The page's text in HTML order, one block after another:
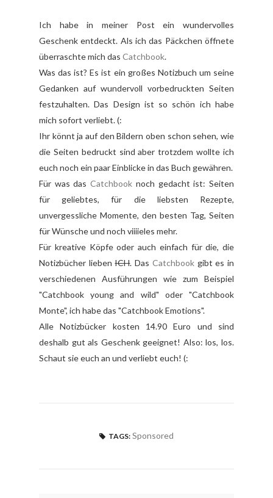
Ich habe in meiner Post ein wundervolles
Geschenk entdeckt. Als ich das Päckchen öffnete
überraschte mich das Catchbook.
Was das ist? Es ist ein großes Notizbuch um seine
Gedanken auf wundervoll vorbedruckten Seiten
festzuhalten. Das Design ist so schön ich habe
mich sofort verliebt. (:
Ihr könnt ja auf den Bildern oben schon sehen, wie
die Seiten bedruckt sind aber trotzdem wollte ich
euch noch ein paar Einblicke in das Buch gewähren.
Für was dasCatchbook noch gedacht ist: Seiten
für geliebtes, für die liebsten Rezepte,
unvergessliche Momente, den besten Tag, Seiten
für Wünsche und noch viiiieles mehr.
Für kreative Köpfe oder auch einfach für die, die
Notizbücher liebenICH. Das Catchbookgibt es in
verschiedenen Ausführungen wie zum Beispiel
"Catchbook young and wild" oder "Catchbook
Monte", ich habe das "Catchbook Emotions".
Alle Notizbücker kosten 14.90 Euro und sind
deshalb gut als Geschenk geeignet! Also: los, los.
Schaut sie euch an und verliebt euch! (:
TAGS: Sponsored